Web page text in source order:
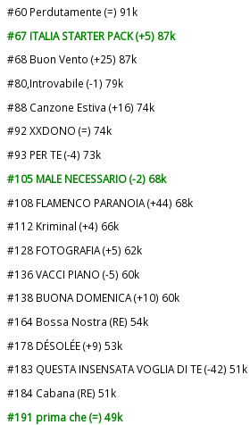
#60 Perdutamente (=) 91k
#67 ITALIA STARTER PACK (+5) 87k
#68 Buon Vento (+25) 87k
#80,Introvabile (-1) 79k
#88 Canzone Estiva (+16) 74k
#92 XXDONO (=) 74k
#93 PER TE (-4) 73k
#105 MALE NECESSARIO (-2) 68k
#108 FLAMENCO PARANOIA (+44) 68k
#112 Kriminal (+4) 66k
#128 FOTOGRAFIA (+5) 62k
#136 VACCI PIANO (-5) 60k
#138 BUONA DOMENICA (+10) 60k
#164 Bossa Nostra (RE) 54k
#178 DÉSOLÉE (+9) 53k
#183 QUESTA INSENSATA VOGLIA DI TE (-42) 51k
#184 Cabana (RE) 51k
#191 prima che (=) 49k